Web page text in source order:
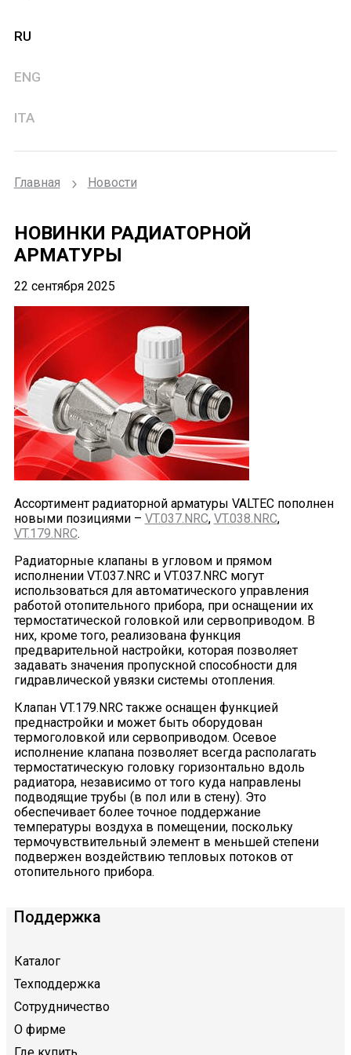
RU
ENG
ITA
Главная Новости
НОВИНКИ РАДИАТОРНОЙ
АРМАТУРЫ
22 сентября 2025
Ассортимент радиаторной арматуры VALTEC пополнен
новыми позициями – VT.037.NRC, VT.038.NRC,
VT.179.NRC.
Радиаторные клапаны в угловом и прямом
исполнении VT.037.NRC и VT.037.NRC могут
использоваться для автоматического управления
работой отопительного прибора, при оснащении их
термостатической головкой или сервоприводом. В
них, кроме того, реализована функция
предварительной настройки, которая позволяет
задавать значения пропускной способности для
гидравлической увязки системы отопления.
Клапан VT.179.NRC также оснащен функцией
преднастройки и может быть оборудован
термоголовкой или сервоприводом. Осевое
исполнение клапана позволяет всегда располагать
термостатическую головку горизонтально вдоль
радиатора, независимо от того куда направлены
подводящие трубы (в пол или в стену). Это
обеспечивает более точное поддержание
температуры воздуха в помещении, поскольку
термочувствительный элемент в меньшей степени
подвержен воздействию тепловых потоков от
отопительного прибора.
Поддержка
Каталог
Техподдержка
Сотрудничество
О фирме